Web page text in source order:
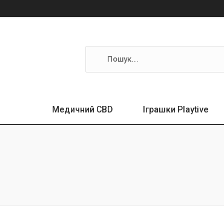
Медичний CBD Іграшки Playtive